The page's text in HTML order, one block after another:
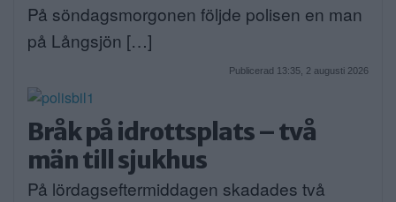
På söndagsmorgonen följde polisen en man
på Långsjön […]
Publicerad 13:35, 2 augusti 2026
Bråk på idrottsplats – två
män till sjukhus
På lördagseftermiddagen skadades två